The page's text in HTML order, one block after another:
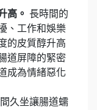
高。 長時間的
、工作和娛樂
的皮質醇升高
道屏障的緊密
成為情緒惡化
久坐讓腸道蠕